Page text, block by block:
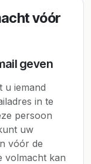
vóór
geven
u iemand
in te
persoon
uw
vóór de
volmacht kan